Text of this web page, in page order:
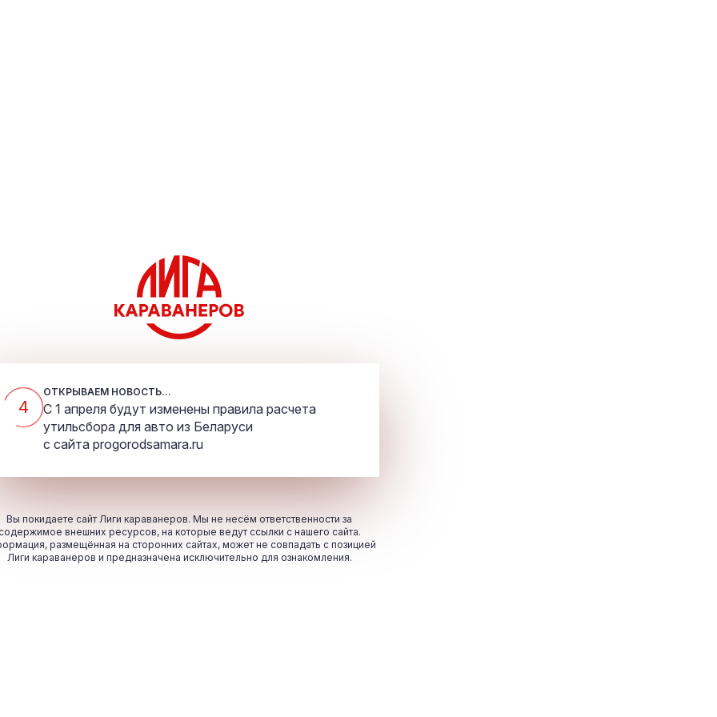
4
ОТКРЫВАЕМ НОВОСТЬ...
С 1 апреля будут изменены правила расчета
утильсбора для авто из Беларуси
с сайта progorodsamara.ru
Вы покидаете сайт Лиги караванеров. Мы не несём ответственности за
внешних ресурсов, на которые ведут ссылки с нашего сайта.
размещённая на сторонних сайтах, может не совпадать с позицией
Лиги караванеров и предназначена исключительно для ознакомления.